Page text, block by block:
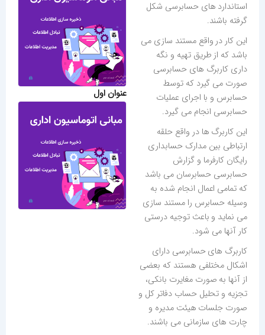
استاندارد های حسابرسی شکل
گرفته باشند.
این کار در واقع مستند سازی می
باشد که از طریق تهیه و نگه
داری کاربرگ های حسابرسی
صورت می گیرد که توسط
حسابرس و با اجرای عملیات
حسابرسی انجام می گیرد.
این کاربرگ ها در واقع حلقه
ارتباطی بین مدارک حسابداری
رایگان کارفرما و گزارش
حسابرسی حسابرسان می باشد
که تمامی اعمال انجام شده به
وسیله حسابرس را مستند سازی
می نماید و باعث توجیه درستی
کار آنها می شود.
کاربرگ های حسابرسی دارای
اشکال مختلفی هستند که بعضی
از آنها به صورت مغایرت بانکی،
تجزیه و تحلیل حساب دفاتر کل و
صورت جلسات هیئت مدیره و
چارت های سازمانی می باشند.
عنوان اول